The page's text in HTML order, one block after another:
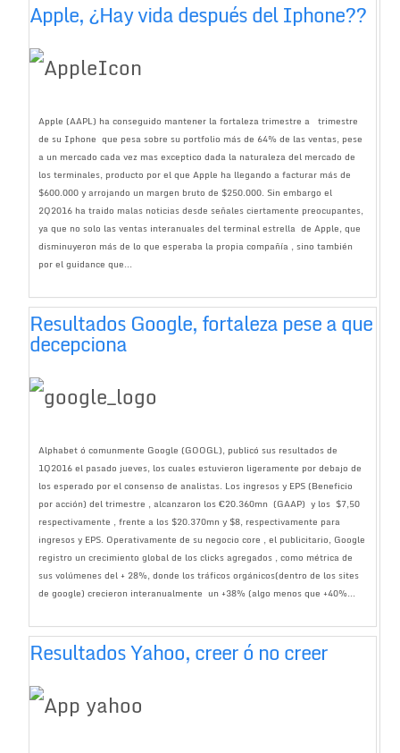
Apple, ¿Hay vida después del Iphone??
Apple (AAPL) ha conseguido mantener la fortaleza trimestre a trimestre
de su Iphone que pesa sobre su portfolio más de 64% de las ventas, pese
a un mercado cada vez mas exceptico dada la naturaleza del mercado de
los terminales, producto por el que Apple ha llegando a facturar más de
$600.000 y arrojando un margen bruto de $250.000. Sin embargo el
2Q2016 ha traido malas noticias desde señales ciertamente preocupantes,
ya que no solo las ventas interanuales del terminal estrella de Apple, que
disminuyeron más de lo que esperaba la propia compañía , sino también
por el guidance que...
Resultados Google, fortaleza pese a que
decepciona
Alphabet ó comunmente Google (GOOGL), publicó sus resultados de
1Q2016 el pasado jueves, los cuales estuvieron ligeramente por debajo de
los esperado por el consenso de analistas. Los ingresos y EPS (Beneficio
por acción) del trimestre , alcanzaron los €20.360mn (GAAP) y los $7,50
respectivamente , frente a los $20.370mn y $8, respectivamente para
ingresos y EPS. Operativamente de su negocio core , el publicitario, Google
registro un crecimiento global de los clicks agregados , como métrica de
sus volúmenes del + 28%, donde los tráficos orgánicos(dentro de los sites
de google) crecieron interanualmente un +38% (algo menos que +40%...
Resultados Yahoo, creer ó no creer